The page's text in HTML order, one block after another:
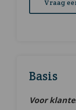
Basis
Voor
Vraag